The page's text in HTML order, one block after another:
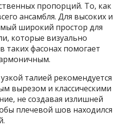
пропорций. То, как
ансамбля. Для высоких и
широкий простор для
которые визуально
таких фасонах помогает
талией рекомендуется
вырезом и классическими
не создавая излишней
плечевой шов находился